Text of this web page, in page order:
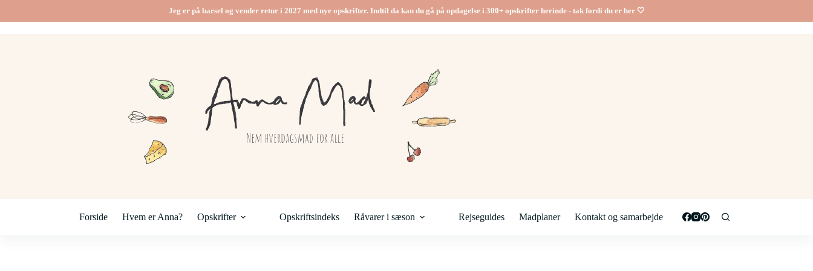
Jeg er på barsel og vender retur i 2027 med nye opskrifter. Indtil da kan du gå på opdagelse i 300+ opskrifter herinde - tak fordi du er her 🤍
Forside Hvem er Anna? Opskrifter Opskriftsindeks Råvarer i sæson Rejseguides Madplaner Kontakt og samarbejde